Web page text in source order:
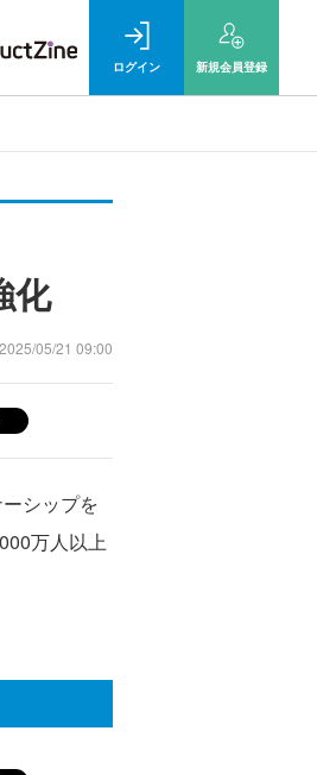
ログイン 新規会員登録
化
2025/05/21 09:00
シップを
万人以上